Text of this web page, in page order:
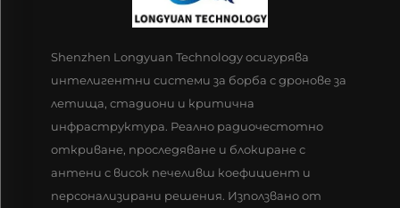
Shenzhen Longyuan Technology осигурява
интелигентни системи за борба с дронове за
летища, стадиони и критична
инфраструктура. Реално радиочестотно
откриване, проследяване и блокиране с
антени с висок печеливш коефициент и
персонализирани решения. Използвано от